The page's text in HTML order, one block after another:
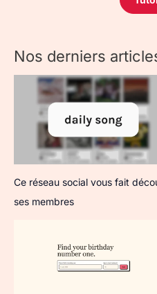
Nos derniers
Ce réseau social vous fait
ses membres